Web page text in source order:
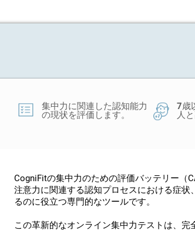
集中力に関連した認知能力
の現状を評価します。
7歳
人
CogniFitの集中力のための評価バッテリー（
注意力に関連する認知プロセスにおける症
るのに役立つ専門的なツールです。
この革新的なオンライン集中力テストは、